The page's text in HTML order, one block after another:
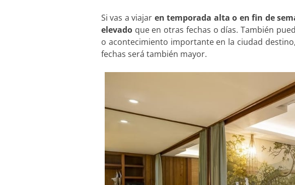
Si vas a viajar en temporada alta o en fin de
elevado que en otras fechas o días. También
o acontecimiento importante en la ciudad
fechas será también mayor.